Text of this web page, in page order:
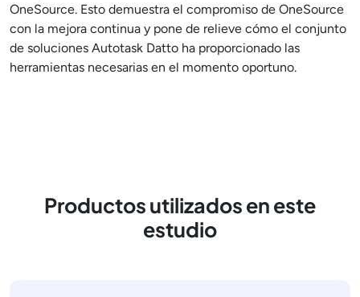
OneSource. Esto demuestra el compromiso de OneSource
con la mejora continua y pone de relieve cómo el conjunto
de soluciones Autotask Datto ha proporcionado las
herramientas necesarias en el momento oportuno.
Productos utilizados en este
estudio